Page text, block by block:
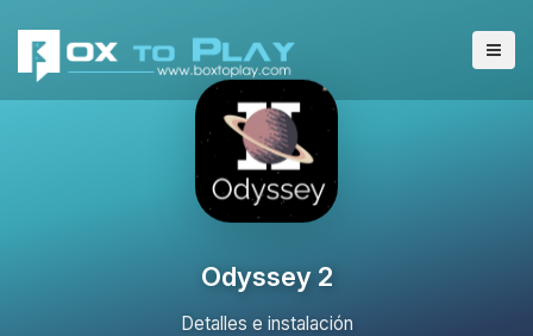
Odyssey 2
Detalles e instalación